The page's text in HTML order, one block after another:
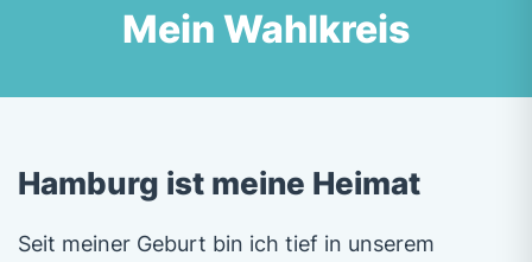
Mein Wahlkreis
Hamburg ist meine Heimat
Seit meiner Geburt bin ich tief in unserem